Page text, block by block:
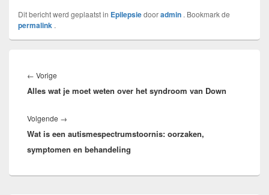
Dit bericht werd geplaatst in Epilepsiedooradmin . Bookmark de
permalink .
navigatie
← Vorige
bericht:
Alles wat je moet weten over het syndroom van Down
Volgende →
bericht:
Wat is een autismespectrumstoornis: oorzaken,
symptomen en behandeling